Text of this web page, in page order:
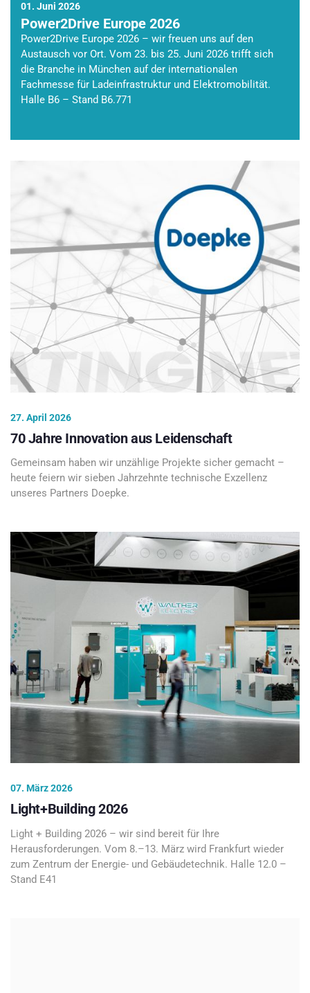
01. Juni 2026
Power2Drive Europe 2026
Power2Drive Europe 2026 – wir freuen uns auf den
Austausch vor Ort. Vom 23. bis 25. Juni 2026 trifft sich
die Branche in München auf der internationalen
Fachmesse für Ladeinfrastruktur und Elektromobilität.
Halle B6 – Stand B6.771
27. April 2026
70 Jahre Innovation aus Leidenschaft
Gemeinsam haben wir unzählige Projekte sicher gemacht –
heute feiern wir sieben Jahrzehnte technische Exzellenz
unseres Partners Doepke.
07. März 2026
Light+Building 2026
Light + Building 2026 – wir sind bereit für Ihre
Herausforderungen. Vom 8.–13. März wird Frankfurt wieder
zum Zentrum der Energie- und Gebäudetechnik. Halle 12.0 –
Stand E41